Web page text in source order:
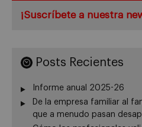
¡Suscríbete a nuestra
Posts Recientes
Informe anual 2025-26
De la empresa familiar al
que a menudo pasan